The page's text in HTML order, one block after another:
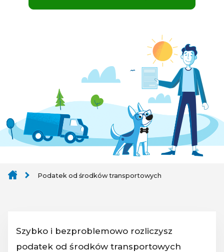
Podatek od środków transportowych
Szybko i bezproblemowo rozliczysz
podatek od środków transportowych